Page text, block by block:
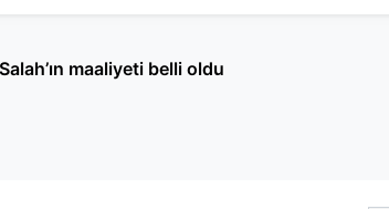
hakaret' soruşturması